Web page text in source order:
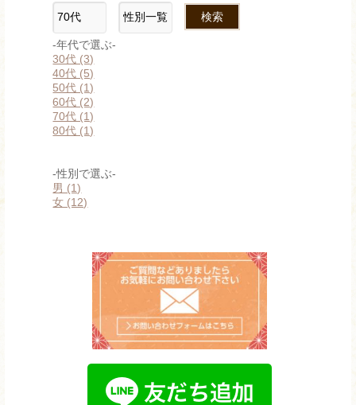
-年代で選ぶ-
30代 (3)
40代 (5)
50代 (1)
60代 (2)
70代 (1)
80代 (1)
-性別で選ぶ-
男 (1)
女 (12)